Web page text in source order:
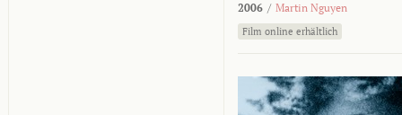
2006 / Martin Nguyen
Film online erhältlich